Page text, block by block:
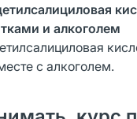
и алкоголем
с алкоголем.